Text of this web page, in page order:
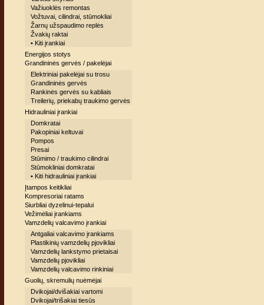
Važiuoklės remontas
Vožtuvai, cilindrai, stūmokliai
Žarnų užspaudimo replės
Žvakių raktai
• Kiti įrankiai
Energijos stotys
Grandininės gervės / pakelėjai
Elektriniai pakelėjai su trosu
Grandininės gervės
Rankinės gervės su kabliais
Treilerių, priekabų traukimo gervės
Hidrauliniai įrankiai
Domkratai
Pakopiniai keltuvai
Pompos
Presai
Stūmimo / traukimo cilindrai
Stūmokliniai domkratai
• Kiti hidrauliniai įrankiai
Įtampos keitikliai
Kompresoriai ratams
Siurbliai dyzelinui-tepalui
Vežimėliai įrankiams
Vamzdelių valcavimo įrankiai
Antgaliai valcavimo įrankiams
Plastikinių vamzdelių pjovikliai
Vamzdelių lankstymo prietaisai
Vamzdelių pjovikliai
Vamzdelių valcavimo rinkiniai
Guolių, skremulių nuėmėjai
Dvikojai/dvišakiai vartomi
Dvikojai/trišakiai tiesūs